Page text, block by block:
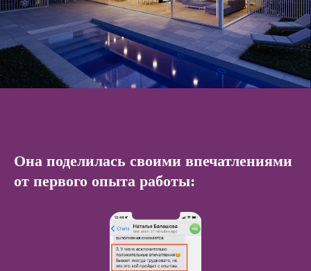
Она поделилась своими впечатлениями
от первого опыта работы: